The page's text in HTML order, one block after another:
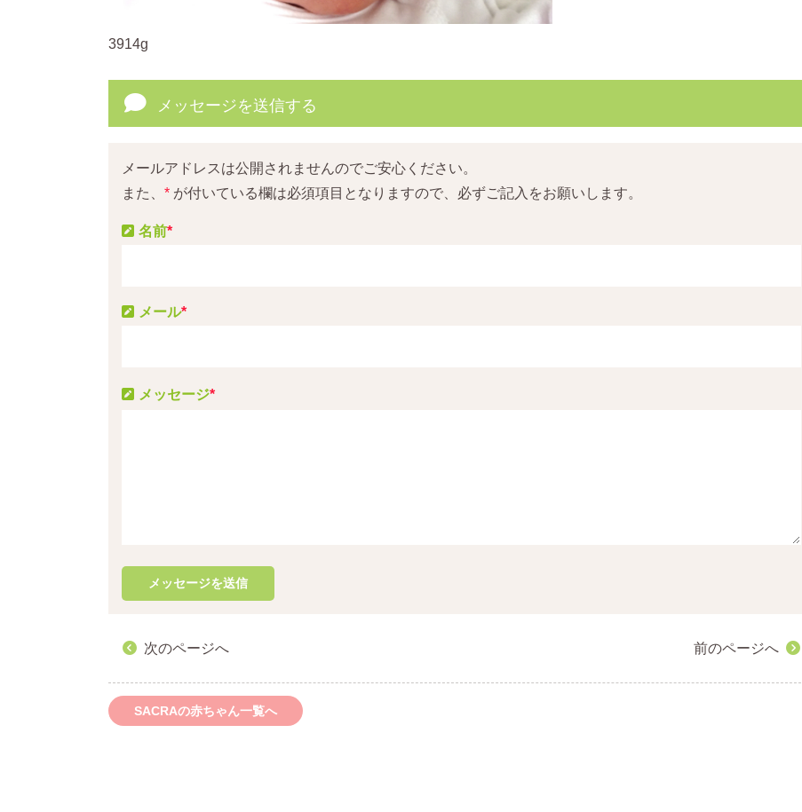
3914g
メッセージを送信する
メールアドレスは公開されませんのでご安心ください。
また、 * が付いている欄は必須項目となりますので、必ずご記入をお願いします。
メッセージ*
名前*
メール*
次のページへ 前のページへ
SACRAの赤ちゃん一覧へ